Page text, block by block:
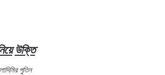
উক্তি
পুতিন